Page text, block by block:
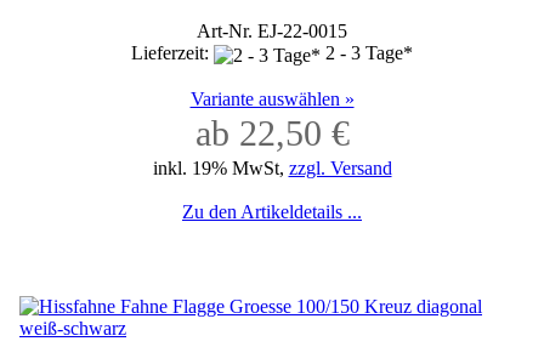
Art-Nr. EJ-22-0015
Lieferzeit:
2 - 3 Tage*
Variante auswählen »
ab 22,50 €
inkl. 19% MwSt, zzgl. Versand
Zu den Artikeldetails ...